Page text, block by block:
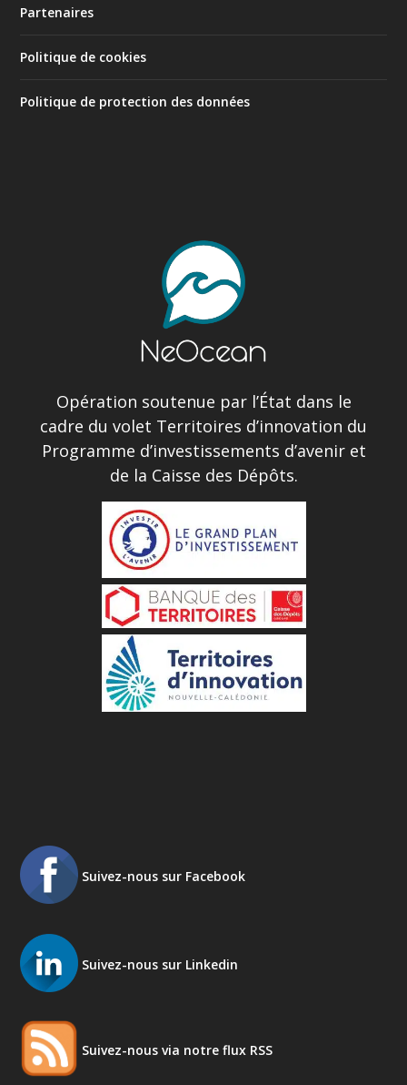
Partenaires
Politique de cookies
Politique de protection des données
Opération soutenue par l’État dans le
cadre du volet Territoires d’innovation du
Programme d’investissements d’avenir et
de la Caisse des Dépôts.
Suivez-nous sur Facebook
Suivez-nous sur Linkedin
Suivez-nous via notre flux RSS